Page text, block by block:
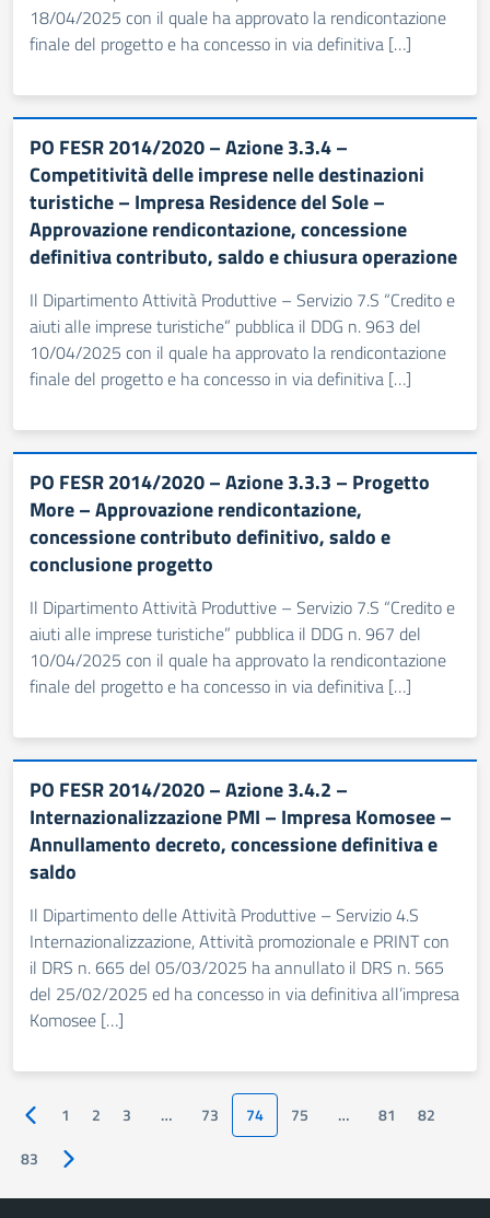
18/04/2025 con il quale ha approvato la rendicontazione
finale del progetto e ha concesso in via definitiva […]
PO FESR 2014/2020 – Azione 3.3.4 –
Competitività delle imprese nelle destinazioni
turistiche – Impresa Residence del Sole –
Approvazione rendicontazione, concessione
definitiva contributo, saldo e chiusura operazione
Il Dipartimento Attività Produttive – Servizio 7.S “Credito e
aiuti alle imprese turistiche” pubblica il DDG n. 963 del
10/04/2025 con il quale ha approvato la rendicontazione
finale del progetto e ha concesso in via definitiva […]
PO FESR 2014/2020 – Azione 3.3.3 – Progetto
More – Approvazione rendicontazione,
concessione contributo definitivo, saldo e
conclusione progetto
Il Dipartimento Attività Produttive – Servizio 7.S “Credito e
aiuti alle imprese turistiche” pubblica il DDG n. 967 del
10/04/2025 con il quale ha approvato la rendicontazione
finale del progetto e ha concesso in via definitiva […]
PO FESR 2014/2020 – Azione 3.4.2 –
Internazionalizzazione PMI – Impresa Komosee –
Annullamento decreto, concessione definitiva e
saldo
Il Dipartimento delle Attività Produttive – Servizio 4.S
Internazionalizzazione, Attività promozionale e PRINT con
il DRS n. 665 del 05/03/2025 ha annullato il DRS n. 565
del 25/02/2025 ed ha concesso in via definitiva all’impresa
Komosee […]
Pagina precedente
1 2 3 … 73 74 75 … 81
82
83
Pagina successiva